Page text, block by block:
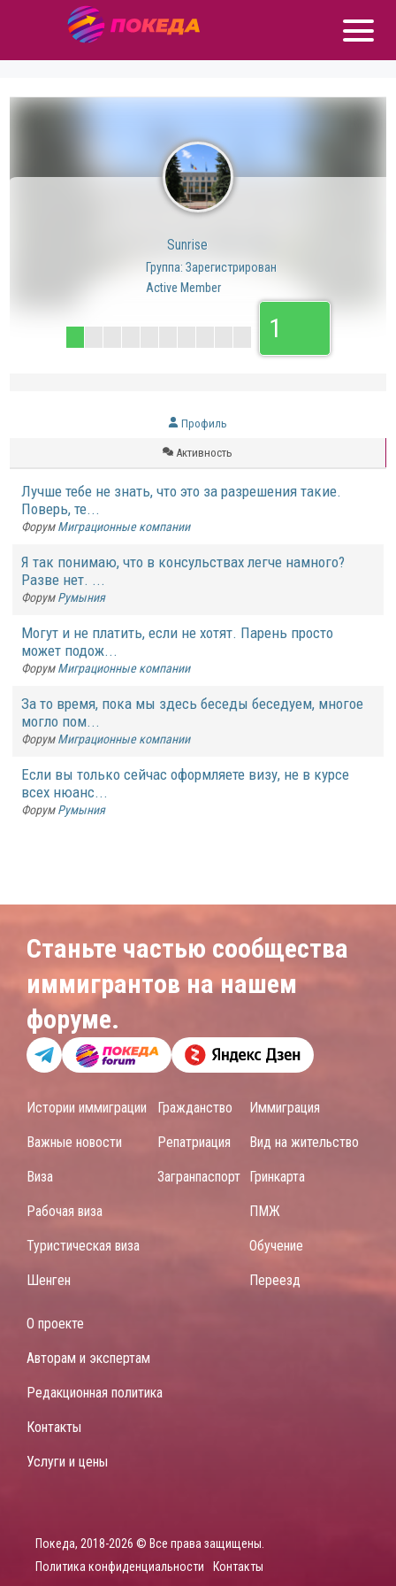
Sunrise
Группа: Зарегистрирован
Active Member
1
Профиль
Активность
Лучше тебе не знать, что это за разрешения такие.
Поверь, те...
Форум Миграционные компании
Я так понимаю, что в консульствах легче намного?
Разве нет. ...
Форум Румыния
Могут и не платить, если не хотят. Парень просто
может подож...
Форум Миграционные компании
За то время, пока мы здесь беседы беседуем, многое
могло пом...
Форум Миграционные компании
Если вы только сейчас оформляете визу, не в курсе
всех нюанс...
Форум Румыния
Станьте частью сообщества
иммигрантов на нашем
форуме.
Истории иммиграции
Важные новости
Виза
Рабочая виза
Туристическая виза
Шенген
Гражданство
Репатриация
Загранпаспорт
Иммиграция
Вид на жительство
Гринкарта
ПМЖ
Обучение
Переезд
О проекте
Авторам и экспертам
Редакционная политика
Контакты
Услуги и цены
Покеда, 2018-2026 © Все права защищены.
Политика конфиденциальности
Контакты